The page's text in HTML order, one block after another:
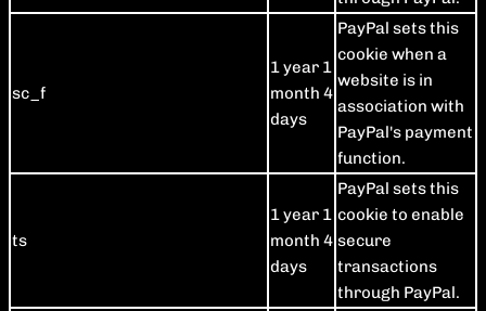
sc_f
1 year 1
month 4
days
PayPal sets this
cookie when a
website is in
association with
PayPal's payment
function.
ts
1 year 1
month 4
days
PayPal sets this
cookie to enable
secure
transactions
through PayPal.